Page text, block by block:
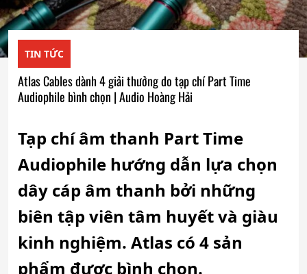
TIN TỨC
Atlas Cables dành 4 giải thưởng do tạp chí Part Time
Audiophile bình chọn | Audio Hoàng Hải
Tạp chí âm thanh Part Time
Audiophile hướng dẫn lựa chọn
dây cáp âm thanh bởi những
biên tập viên tâm huyết và giàu
kinh nghiệm. Atlas có 4 sản
phẩm được bình chọn.